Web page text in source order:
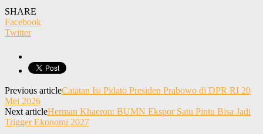
SHARE
Facebook
Twitter
Previous articleCatatan Isi Pidato Presiden Prabowo di DPR RI 20
Mei 2026
Next articleHerman Khaeron: BUMN Ekspor Satu Pintu Bisa Jadi
Trigger Ekonomi 2027